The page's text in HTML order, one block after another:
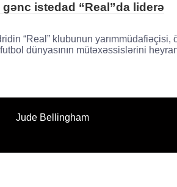
istedad “Real”da liderə
“Real” klubunun yarımmüdafiəçisi,
dünyasının mütəxəssislərini
Jude Bellingham